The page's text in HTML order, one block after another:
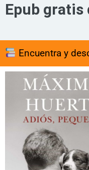
Epub gratis
Encuentra y